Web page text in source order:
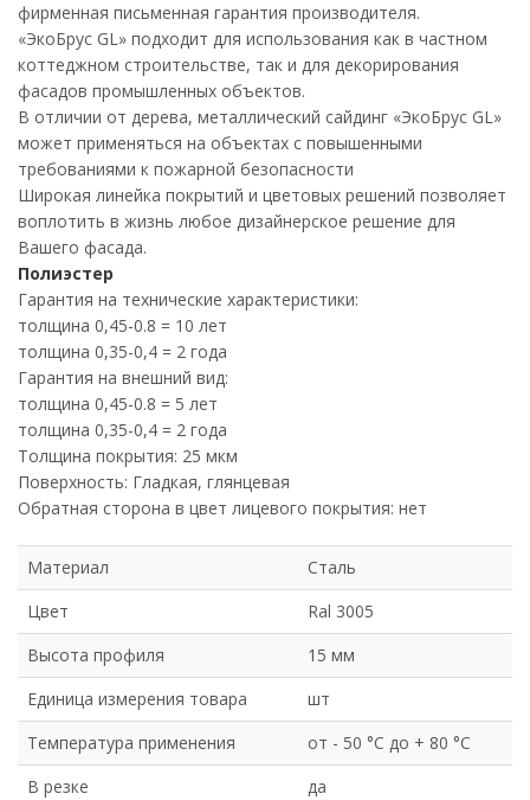
фирменная письменная гарантия производителя.
«ЭкоБрус GL» подходит для использования как в частном
коттеджном строительстве, так и для декорирования
фасадов промышленных объектов.
В отличии от дерева, металлический сайдинг «ЭкоБрус GL»
может применяться на объектах с повышенными
требованиями к пожарной безопасности
Широкая линейка покрытий и цветовых решений позволяет
воплотить в жизнь любое дизайнерское решение для
Вашего фасада.
Полиэстер
Гарантия на технические характеристики:
толщина 0,45-0.8 = 10 лет
толщина 0,35-0,4 = 2 года
Гарантия на внешний вид:
толщина 0,45-0.8 = 5 лет
толщина 0,35-0,4 = 2 года
Толщина покрытия: 25 мкм
Поверхность: Гладкая, глянцевая
Обратная сторона в цвет лицевого покрытия: нет
Материал
Сталь
Цвет
Ral 3005
Высота профиля
15 мм
Единица измерения товара
шт
Температура применения
от - 50 °C до + 80 °C
В резке
да